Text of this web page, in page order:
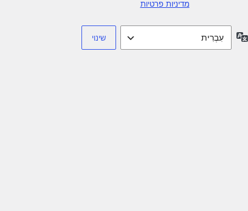
מדיניות פרטיות
שפה